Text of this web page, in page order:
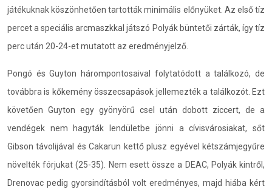
játékuknak köszönhetően tartották minimális előnyüket. Az első tíz
percet a speciális arcmaszkkal játszó Polyák büntetői zárták, így tíz
perc után 20-24-et mutatott az eredményjelző.
Pongó és Guyton hárompontosaival folytatódott a találkozó, de
továbbra is kőkemény összecsapások jellemezték a találkozót. Ezt
követően Guyton egy gyönyörű csel után dobott ziccert, de a
vendégek nem hagyták lendületbe jönni a cívisvárosiakat, sőt
Gibson távolijával és Cakarun kettő plusz egyével kétszámjegyűre
növelték fórjukat (25-35). Nem esett össze a DEAC, Polyák kintről,
Drenovac pedig gyorsindításból volt eredményes, majd hiába kért